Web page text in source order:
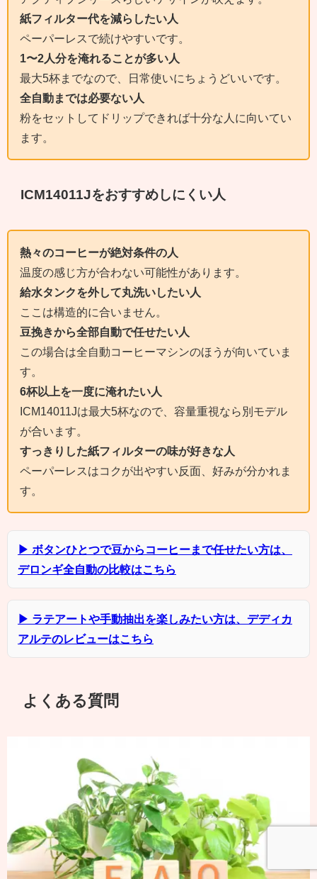
紙フィルター代を減らしたい人
ペーパーレスで続けやすいです。
1〜2人分を淹れることが多い人
最大5杯までなので、日常使いにちょうどいいです。
全自動までは必要ない人
粉をセットしてドリップできれば十分な人に向いてい
ます。
ICM14011Jをおすすめしにくい人
熱々のコーヒーが絶対条件の人
温度の感じ方が合わない可能性があります。
給水タンクを外して丸洗いしたい人
ここは構造的に合いません。
豆挽きから全部自動で任せたい人
この場合は全自動コーヒーマシンのほうが向いていま
す。
6杯以上を一度に淹れたい人
ICM14011Jは最大5杯なので、容量重視なら別モデル
が合います。
すっきりした紙フィルターの味が好きな人
ペーパーレスはコクが出やすい反面、好みが分かれま
す。
▶ ボタンひとつで豆からコーヒーまで任せたい方は、
デロンギ全自動の比較はこちら
▶ ラテアートや手動抽出を楽しみたい方は、デディカ
アルテのレビューはこちら
よくある質問